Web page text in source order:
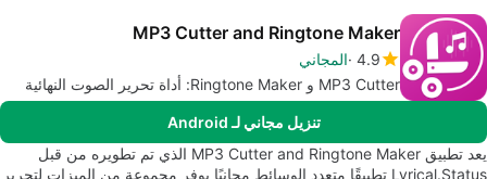
MP3 Cutter and Ringtone Maker
4.9 المجاني
MP3 Cutter و Ringtone Maker: أداة تحرير الصوت النهائية
تنزيل مجاني لـ Android
يعد تطبيق MP3 Cutter and Ringtone Maker الذي تم تطويره من قبل
Lyrical.Status تطبيقًا متعدد الوسائط مجانيًا يوفر مجموعة من الميزات لتحرير